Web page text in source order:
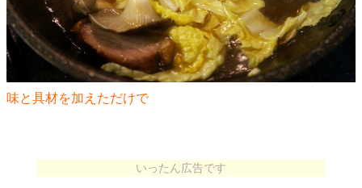
味と具材を加えただけで
いったん広告です